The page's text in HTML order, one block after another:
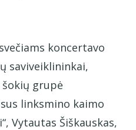
koncertavo
saviveiklininkai,
grupė
linksmino kaimo
Vytautas Šiškauskas,